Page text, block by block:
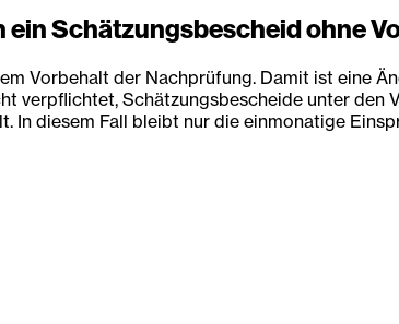
Schätzungsbescheid ohne
Vorbehalt der Nachprüfung. Damit ist
verpflichtet, Schätzungsbescheide unter
In diesem Fall bleibt nur die einmonatige